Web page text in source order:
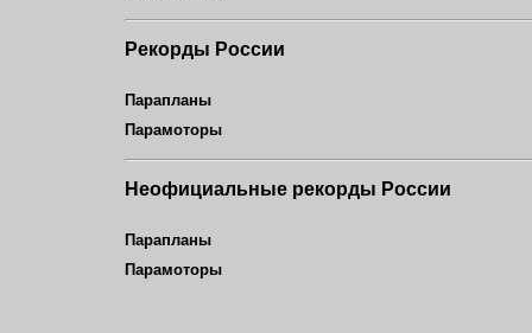
Рекорды России
Парапланы
Парамоторы
Неофициальные рекорды России
Парапланы
Парамоторы